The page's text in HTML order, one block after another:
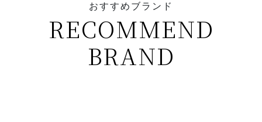
おすすめブランド
RECOMMEND
BRAND